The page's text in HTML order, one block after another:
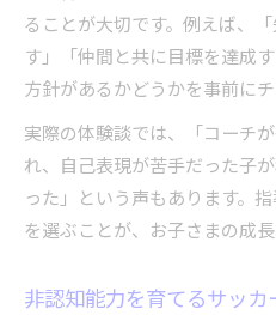
ることが大切です。例えば、
す」「仲間と共に目標を達成
方針があるかどうかを事前にチ
実際の体験談では、「コーチ
れ、自己表現が苦手だった子
った」という声もあります。
を選ぶことが、お子さまの成長
非認知能力を育てるサッ